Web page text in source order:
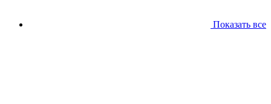
Показать все